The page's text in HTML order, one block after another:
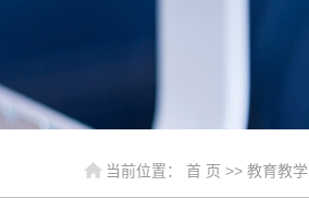
当前位置： 首 页 >> 教育教学